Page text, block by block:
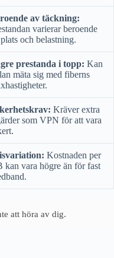
av täckning:
varierar beroende
och belastning.
prestanda i topp: Kan
mäta sig med fiberns
Kräver extra
som VPN för att vara
Kostnaden per
kan vara högre än för fast
att höra av dig.